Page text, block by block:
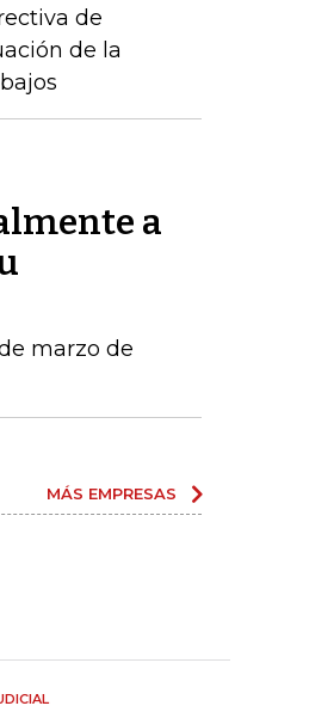
de
de la
a
marzo de
MÁS EMPRESAS